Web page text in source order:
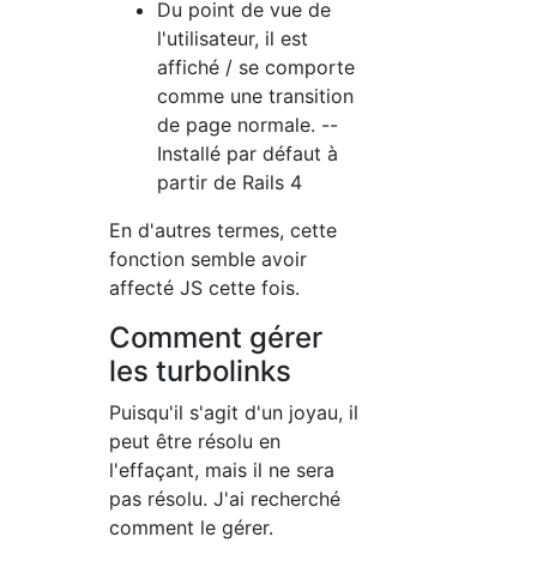
Du point de vue de
l'utilisateur, il est
affiché / se comporte
comme une transition
de page normale. --
Installé par défaut à
partir de Rails 4
En d'autres termes, cette
fonction semble avoir
affecté JS cette fois.
Comment gérer
les turbolinks
Puisqu'il s'agit d'un joyau, il
peut être résolu en
l'effaçant, mais il ne sera
pas résolu. J'ai recherché
comment le gérer.